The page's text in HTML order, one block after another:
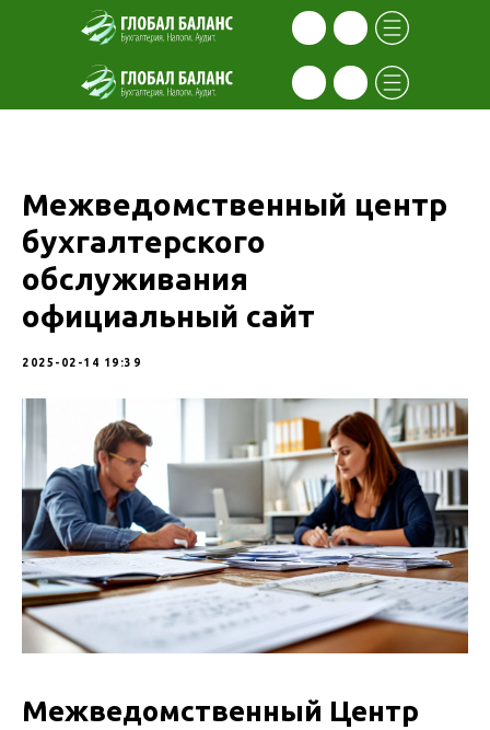
Межведомственный центр
бухгалтерского
обслуживания
официальный сайт
2025-02-14 19:39
Межведомственный Центр